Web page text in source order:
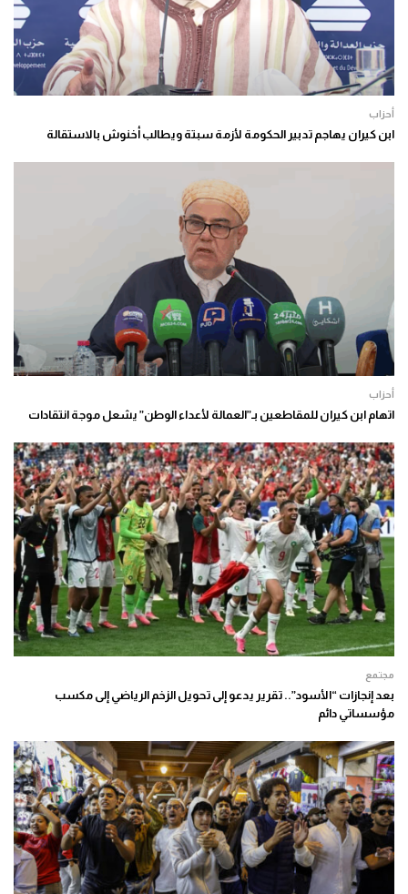
أحزاب
ابن كيران يهاجم تدبير الحكومة لأزمة سبتة ويطالب أخنوش بالاستقالة
أحزاب
اتهام ابن كيران للمقاطعين بـ”العمالة لأعداء الوطن” يشعل موجة انتقادات
مجتمع
بعد إنجازات “الأسود”.. تقرير يدعو إلى تحويل الزخم الرياضي إلى مكسب
مؤسساتي دائم